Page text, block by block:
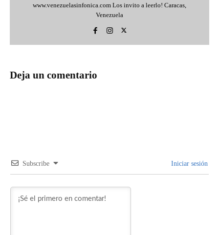
www.venezuelasinfonica.com Los invito a leerlo! Caracas,
Venezuela
Deja un comentario
Subscribe Iniciar sesión